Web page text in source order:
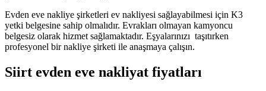
Evden eve nakliye şirketleri ev nakliyesi sağlayabilmesi için K3
yetki belgesine sahip olmalıdır. Evrakları olmayan kamyoncu
belgesiz olarak hizmet sağlamaktadır. Eşyalarınızı taşıtırken
profesyonel bir nakliye şirketi ile anaşmaya çalışın.
Siirt evden eve nakliyat fiyatları